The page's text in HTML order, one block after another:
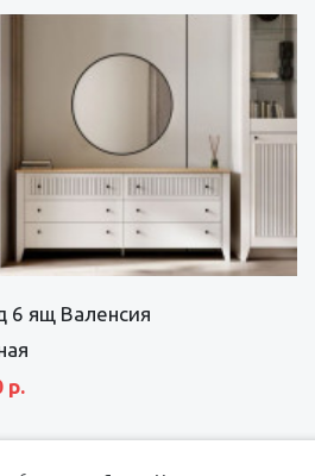
6 ящ Валенсия
р.